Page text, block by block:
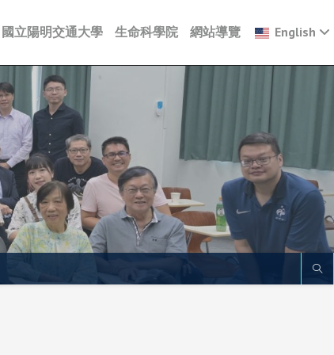
國立陽明交通大學 生命科學院 網站導覽 English